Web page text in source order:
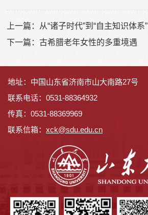
上一篇： 从“诸子时代”到“自主知识体系”
下一篇：古希腊老年女性的多重境遇
地址：中国山东省济南市山大南路27号
联系电话：0531-88364932
传真：0531-88369969
联系信箱： xck@sdu.edu.cn